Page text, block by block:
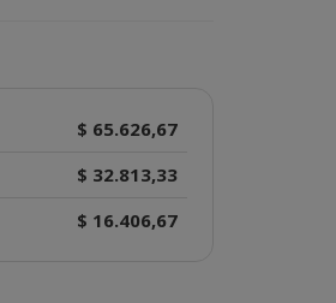
$ 65.626,67
$ 32.813,33
$ 16.406,67